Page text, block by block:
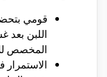
قومي
اللبن بعد
المخصص
الاستمرار